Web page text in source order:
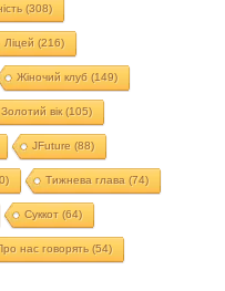
(308)
Ліцей (216)
Жіночий клуб (149)
Золотий вік(105)
JFuture (88)
Тижнева глава (74)
Суккот (64)
нас говорять(54)